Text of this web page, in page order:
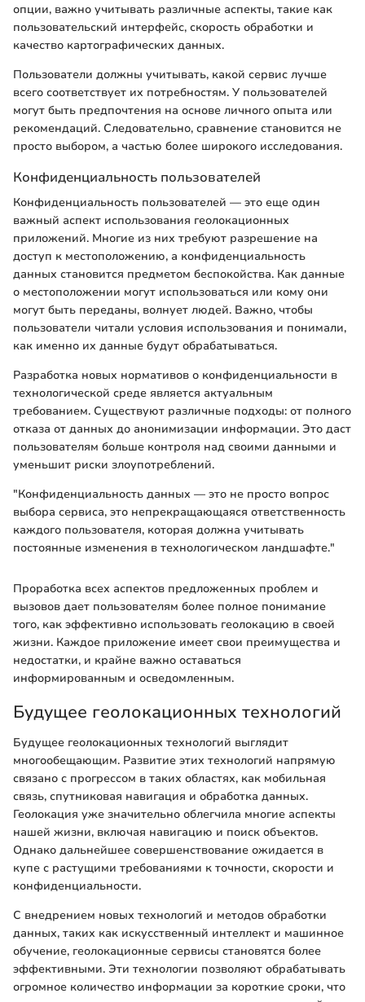
опции, важно учитывать различные аспекты, такие как
пользовательский интерфейс, скорость обработки и
качество картографических данных.
Пользователи должны учитывать, какой сервис лучше
всего соответствует их потребностям. У пользователей
могут быть предпочтения на основе личного опыта или
рекомендаций. Следовательно, сравнение становится не
просто выбором, а частью более широкого исследования.
Конфиденциальность пользователей
Конфиденциальность пользователей — это еще один
важный аспект использования геолокационных
приложений. Многие из них требуют разрешение на
доступ к местоположению, а конфиденциальность
данных становится предметом беспокойства. Как данные
о местоположении могут использоваться или кому они
могут быть переданы, волнует людей. Важно, чтобы
пользователи читали условия использования и понимали,
как именно их данные будут обрабатываться.
Разработка новых нормативов о конфиденциальности в
технологической среде является актуальным
требованием. Существуют различные подходы: от полного
отказа от данных до анонимизации информации. Это даст
пользователям больше контроля над своими данными и
уменьшит риски злоупотреблений.
"Конфиденциальность данных — это не просто вопрос
выбора сервиса, это непрекращающаяся ответственность
каждого пользователя, которая должна учитывать
постоянные изменения в технологическом ландшафте."
Проработка всех аспектов предложенных проблем и
вызовов дает пользователям более полное понимание
того, как эффективно использовать геолокацию в своей
жизни. Каждое приложение имеет свои преимущества и
недостатки, и крайне важно оставаться
информированным и осведомленным.
Будущее геолокационных технологий
Будущее геолокационных технологий выглядит
многообещающим. Развитие этих технологий напрямую
связано с прогрессом в таких областях, как мобильная
связь, спутниковая навигация и обработка данных.
Геолокация уже значительно облегчила многие аспекты
нашей жизни, включая навигацию и поиск объектов.
Однако дальнейшее совершенствование ожидается в
купе с растущими требованиями к точности, скорости и
конфиденциальности.
С внедрением новых технологий и методов обработки
данных, таких как искусственный интеллект и машинное
обучение, геолокационные сервисы становятся более
эффективными. Эти технологии позволяют обрабатывать
огромное количество информации за короткие сроки, что